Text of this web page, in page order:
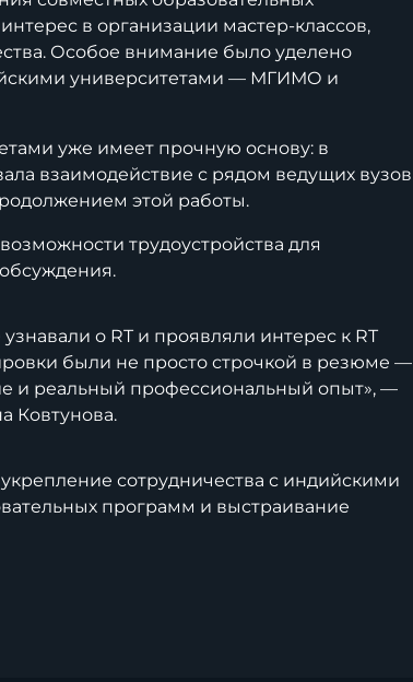
в организации мастер-классов,
Особое внимание было уделено
университетами — МГИМО и
уже имеет прочную основу: в
взаимодействие с рядом ведущих вузов
этой работы.
трудоустройства для
о RT и проявляли интерес к RT
были не просто строчкой в резюме —
и реальный профессиональный опыт», —
Ковтунова.
сотрудничества с индийскими
программ и выстраивание